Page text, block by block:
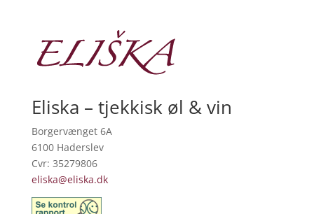
Eliska – tjekkisk øl & vin
Borgervænget 6A
6100 Haderslev
Cvr: 35279806
eliska@eliska.dk